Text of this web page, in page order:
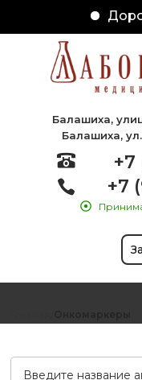
Балашиха,
Балашиха,
+7
+7